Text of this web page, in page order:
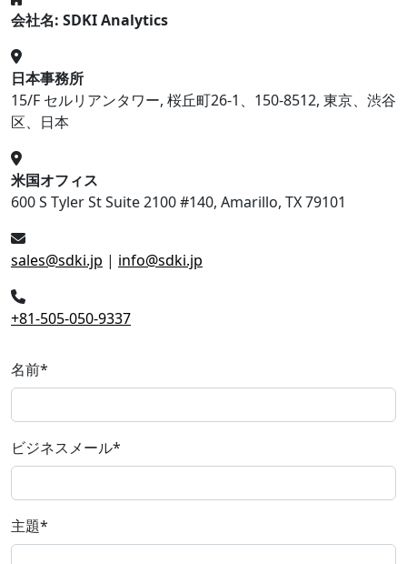
会社名: SDKI Analytics
日本事務所
15/F セルリアンタワー, 桜丘町26-1、150-8512, 東京、渋谷
区、日本
米国オフィス
600 S Tyler St Suite 2100 #140, Amarillo, TX 79101
sales@sdki.jp | info@sdki.jp
+81-505-050-9337
名前*
ビジネスメール*
主題*